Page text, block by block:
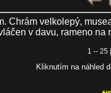
Chrám velkolepý,
v davu, rameno
1 -- 25 |
Kliknutím na náhled